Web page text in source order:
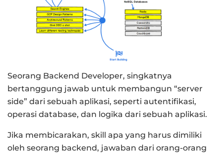
Seorang Backend Developer, singkatnya
bertanggung jawab untuk membangun “server
side” dari sebuah aplikasi, seperti autentifikasi,
operasi database, dan logika dari sebuah aplikasi.
Jika membicarakan, skill apa yang harus dimiliki
oleh seorang backend, jawaban dari orang-orang